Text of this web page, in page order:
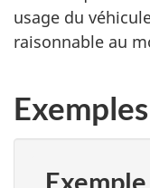
usage du
raisonnable au
Exemples